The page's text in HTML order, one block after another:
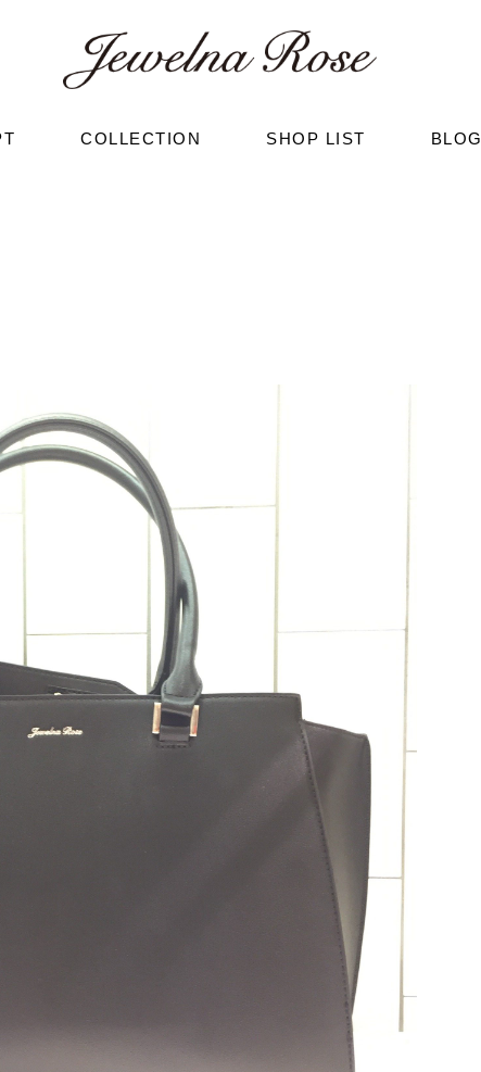
COLLECTION SHOP LIST BLOG